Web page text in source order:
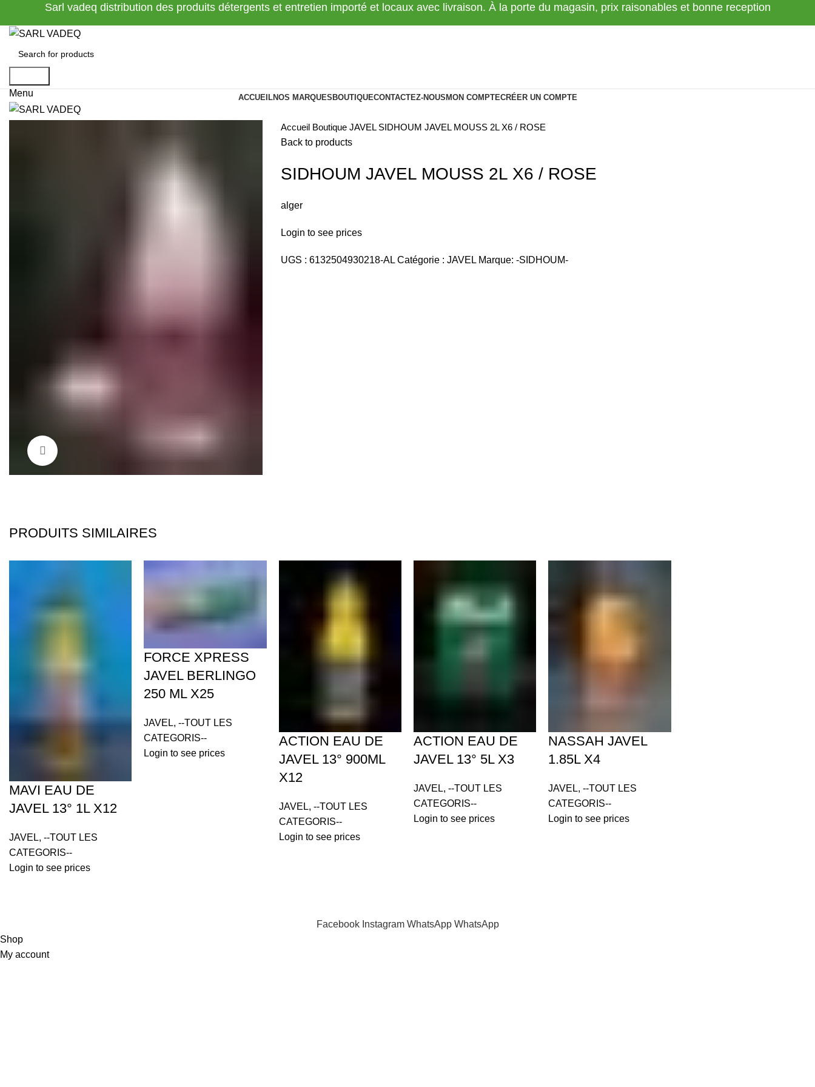
Sarl vadeq distribution des produits détergents et entretien importé et locaux avec livraison. À la porte du magasin, prix raisonables et bonne reception
Menu
ACCUEILNOS MARQUES BOUTIQUECONTACTEZ-NOUS MON COMPTECRÉER UN COMPTE
Accueil Boutique JAVEL SIDHOUM JAVEL MOUSS 2L X6 / ROSE
Back to products
SIDHOUM JAVEL MOUSS 2L X6 / ROSE
alger
Login to see prices
UGS : 6132504930218-AL Catégorie : JAVEL Marque: -SIDHOUM-
PRODUITS SIMILAIRES
MAVI EAU DE
JAVEL 13° 1L X12
JAVEL, --TOUT LES
CATEGORIS--
Login to see prices
FORCE XPRESS
JAVEL BERLINGO
250 ML X25
JAVEL,--TOUT LES
CATEGORIS--
Login to see prices
ACTION EAU DE
JAVEL 13° 900ML
X12
JAVEL, --TOUT LES
CATEGORIS--
Login to see prices
ACTION EAU DE
JAVEL 13° 5L X3
JAVEL, --TOUT LES
CATEGORIS--
Login to see prices
NASSAH JAVEL
1.85L X4
JAVEL,--TOUT LES
CATEGORIS--
Login to see prices
Facebook Instagram WhatsApp WhatsApp
Shop
My account